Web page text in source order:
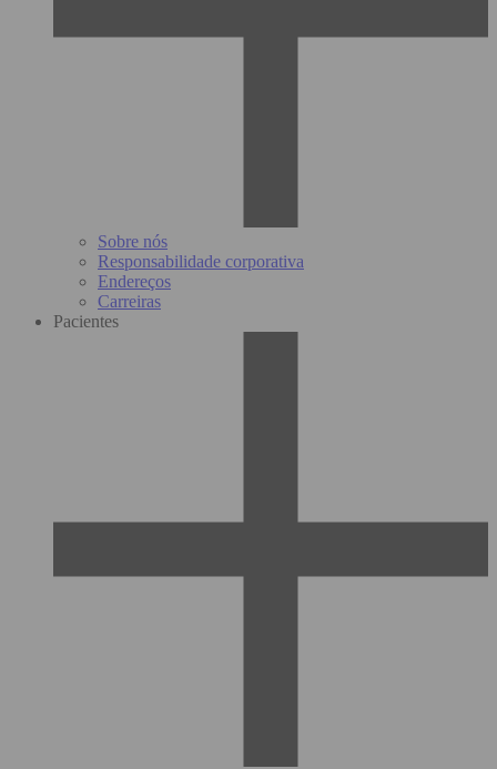
Sobre nós
Responsabilidade corporativa
Endereços
Carreiras
Pacientes